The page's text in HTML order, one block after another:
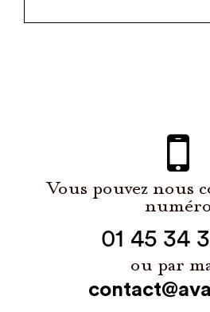
Vous pouvez nous
numéro
01 45 34
ou par